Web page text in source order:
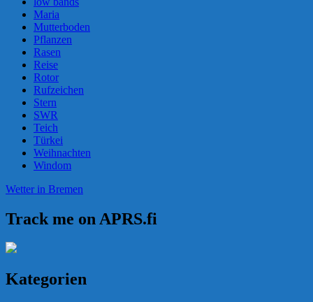
Maria
Mutterboden
Pflanzen
Rasen
Reise
Rotor
Rufzeichen
Stern
SWR
Teich
Türkei
Weihnachten
Windom
Wetter in Bremen
Track me on APRS.fi
Kategorien